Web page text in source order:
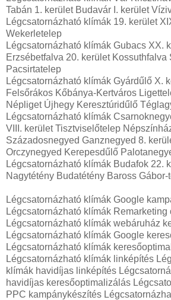
Tabán 1. kerület Budavár I. kerület
Légcsatornázható klímák 19. kerület
Wekerletelep
Légcsatornázható klímák Gubacs XX.
Erzsébetfalva 20. kerület Kossuthfalva
Pacsirtatelep
Légcsatornázható klímák Gyárdűlő X.
Felsőrákos Kőbánya-Kertváros
Népliget Újhegy Keresztúridűlő
Légcsatornázható klímák
VIII. kerület Tisztviselőtelep
Századosnegyed Ganznegyed 8.
Orczynegyed Kerepesdűlő
Légcsatornázható klímák Budafok 22.
Nagytétény Budatétény Baross Gábor-
Légcsatornázható klímák Google
Légcsatornázható klímák
Légcsatornázható klímák webáruház
Légcsatornázható klímák Google
Légcsatornázható klímák
Légcsatornázható klímák linképítés
klímák havidíjas linképítés
havidíjas keresőoptimalizálás
PPC kampánykészítés